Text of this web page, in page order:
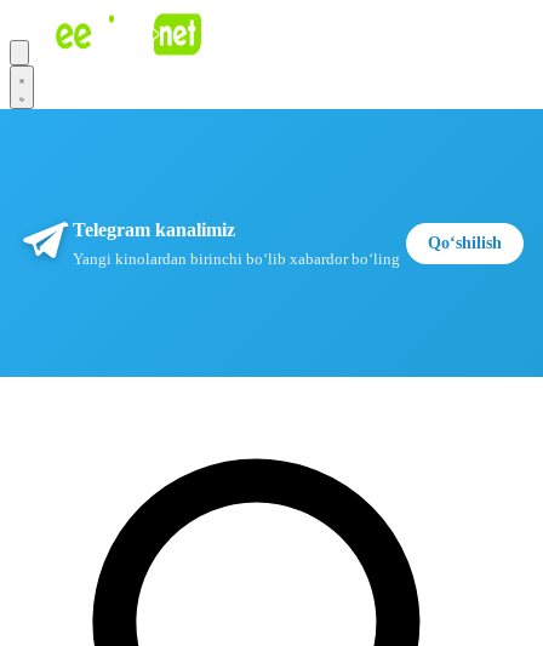
Telegram kanalimiz
Yangi kinolardan birinchi boʻlib xabardor boʻling
Qoʻshilish